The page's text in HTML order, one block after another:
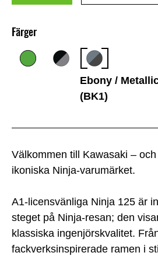
Välkommen till Kawasaki –
ikoniska Ninja-varumärket.
A1-licensvänliga Ninja 125 är
steget på Ninja-resan; den
klassiska ingenjörskvalitet.
fackverksinspirerade ramen i
Färger
Ebony /
(BK1)